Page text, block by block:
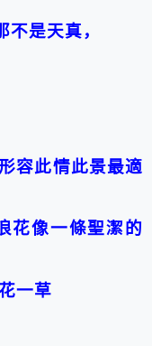
是天真，
容此情此景最適
花像一條聖潔的
一草